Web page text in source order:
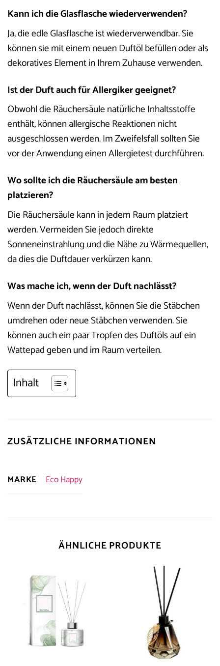
Kann ich die Glasflasche wiederverwenden?
Ja, die edle Glasflasche ist wiederverwendbar. Sie
können sie mit einem neuen Duftöl befüllen oder als
dekoratives Element in Ihrem Zuhause verwenden.
Ist der Duft auch für Allergiker geeignet?
Obwohl die Räuchersäule natürliche Inhaltsstoffe
enthält, können allergische Reaktionen nicht
ausgeschlossen werden. Im Zweifelsfall sollten Sie
vor der Anwendung einen Allergietest durchführen.
Wo sollte ich die Räuchersäule am besten
platzieren?
Die Räuchersäule kann in jedem Raum platziert
werden. Vermeiden Sie jedoch direkte
Sonneneinstrahlung und die Nähe zu Wärmequellen,
da dies die Duftdauer verkürzen kann.
Was mache ich, wenn der Duft nachlässt?
Wenn der Duft nachlässt, können Sie die Stäbchen
umdrehen oder neue Stäbchen verwenden. Sie
können auch ein paar Tropfen des Duftöls auf ein
Wattepad geben und im Raum verteilen.
Inhalt
ZUSÄTZLICHE INFORMATIONEN
MARKE Eco Happy
ÄHNLICHE PRODUKTE